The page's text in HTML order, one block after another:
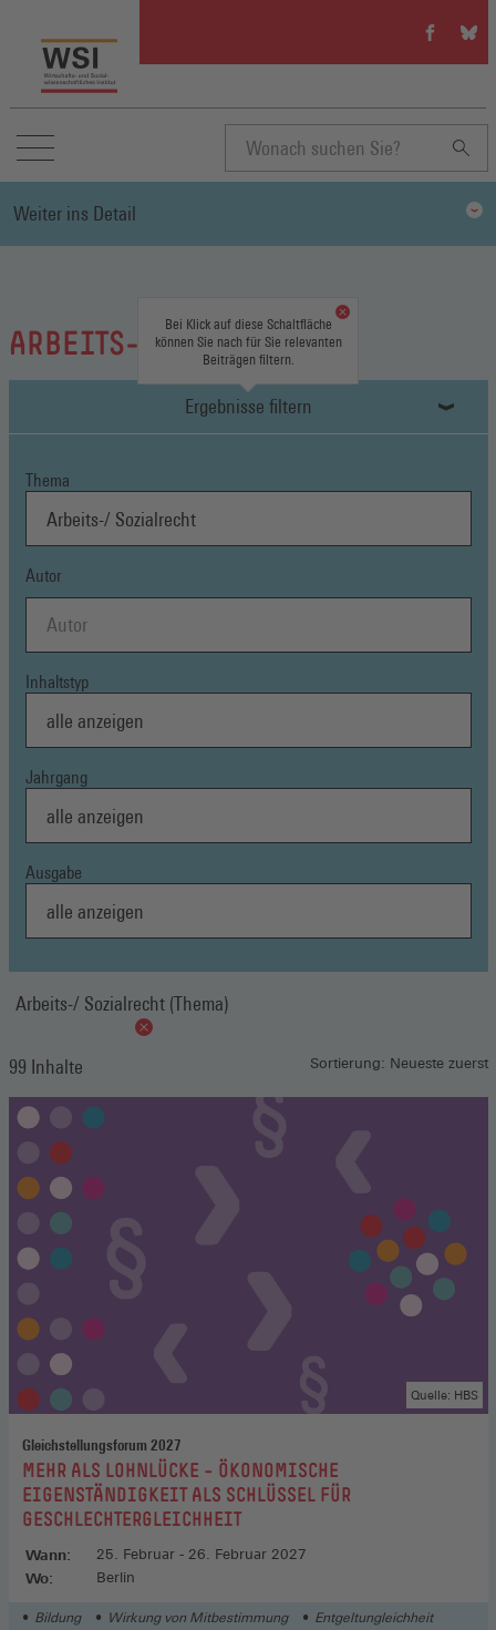
WSI
auf
(Öffnet
in
einem
neuen
WSI
auf
in
Suchbegriff
eingeben
ARBEITS-/ SOZIALRECHT
Ergebnisse filtern
Bei Klick auf diese Schaltfläche
können Sie nach für Sie relevanten
Beiträgen filtern.
Thema
Autor
Inhaltstyp
Jahrgang
Ausgabe
Arbeits-/ Sozialrecht (Thema)
99 Inhalte Sortierung: Neueste zuerst
Gleichstellungsforum 2027
:MEHR ALS LOHNLÜCKE – ÖKONOMISCHE
EIGENSTÄNDIGKEIT ALS SCHLÜSSEL FÜR
GESCHLECHTERGLEICHHEIT
Quelle: HBS
Wann: 25. Februar - 26. Februar 2027
Wo: Berlin
Bildung Wirkung von Mitbestimmung Entgeltungleichheit
Weiter ins Detail